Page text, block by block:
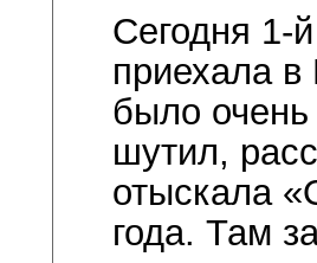
Сегодня 1-
приехала в
было
шутил,
отыскала
года. Там